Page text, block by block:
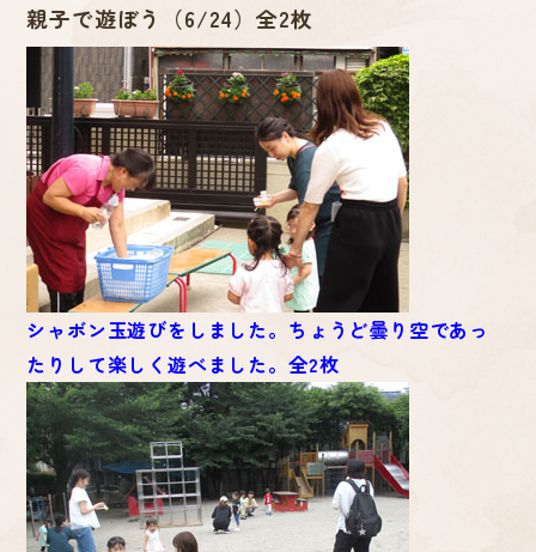
親子で遊ぼう（6/24）全2枚
シャボン玉遊びをしました。ちょうど曇り空であっ
たりして楽しく遊べました。全2枚